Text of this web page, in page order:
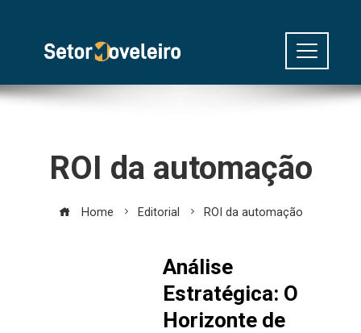
ROI da automação
Home Editorial ROI da automação
Análise
Estratégica: O
Horizonte de